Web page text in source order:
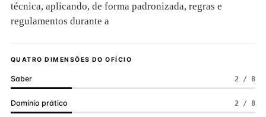
técnica, aplicando, de forma padronizada, regras e
regulamentos durante a
QUATRO DIMENSÕES DO OFÍCIO
Saber 2 / 8
Domínio prático 2 / 8